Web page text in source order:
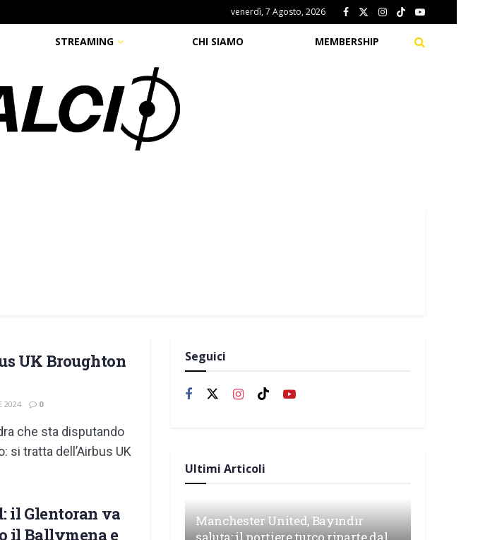
venerdì, 7 Agosto, 2026
STREAMING CHI SIAMO MEMBERSHIP
UK Broughton
2024 0
che sta disputando
tratta dell’Airbus UK
il Glentoran va
il Ballymena e
Seguici
Ultimi Articoli
Manchester United, Bayındır